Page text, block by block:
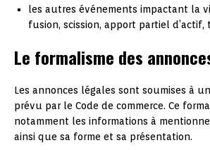
les autres événements impactant la
fusion, scission, apport partiel d’actif,
Le formalisme des
Les annonces légales sont soumises à
prévu par le Code de commerce. Ce
notamment les informations à
ainsi que sa forme et sa présentation.